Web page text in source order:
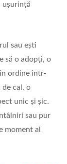
ușurință
sau ești
să o adopți, o
ordine într-
de cal, o
unic și șic.
sau pur
moment al